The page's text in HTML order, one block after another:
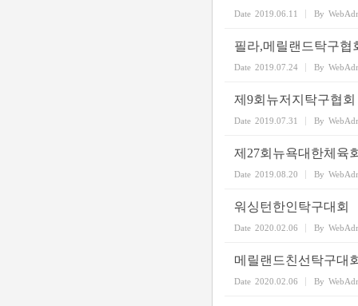
Date 2019.06.11 By
필라,메릴랜드탁구협
Date 2019.07.24 By
제9회뉴저지탁구협
Date 2019.07.31 By
제27회뉴욕대한체육
Date 2019.08.20 By
워싱턴한인탁구대회
Date 2020.02.06 By
메릴랜드친선탁구대
Date 2020.02.06 By